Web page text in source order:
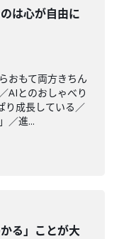
は心が自由に
おもて両方きちん
AIとのおしゃべり
り成長している／
／進...
る」ことが大